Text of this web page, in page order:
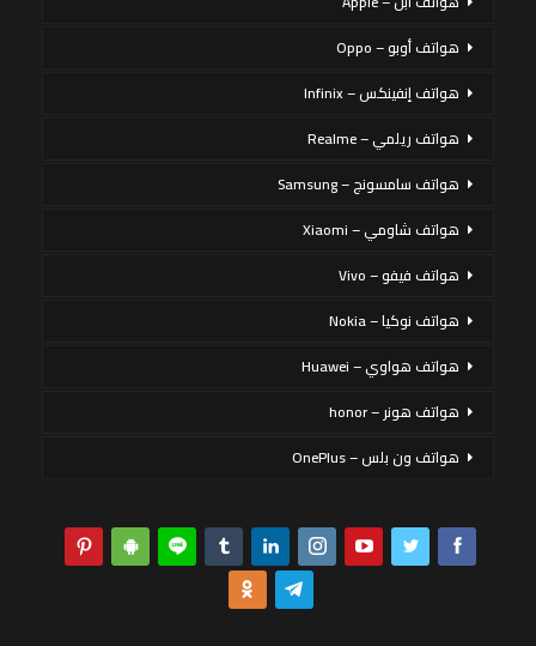
هواتف أوبو – Oppo
هواتف إنفينكس – Infinix
هواتف ريلمي – Realme
هواتف سامسونج – Samsung
هواتف شاومي – Xiaomi
هواتف فيفو – Vivo
هواتف نوكيا – Nokia
هواتف هواوي – Huawei
هواتف هونر – honor
هواتف ون بلس – OnePlus